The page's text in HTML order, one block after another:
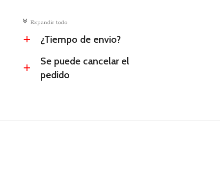
c Expandir todo
a ¿Tiempo de envio?
a
Se puede cancelar el
pedido